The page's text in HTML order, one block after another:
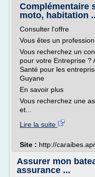
Complémentaire
moto, habitation
Consulter l'offre
Vous êtes un
Vous recherchez un
pour votre Entreprise ?
Santé pour les
Guyane
En savoir plus
Vous recherchez une
et...
Lire la suite
Site : http://
Assurer mon
assurance ...